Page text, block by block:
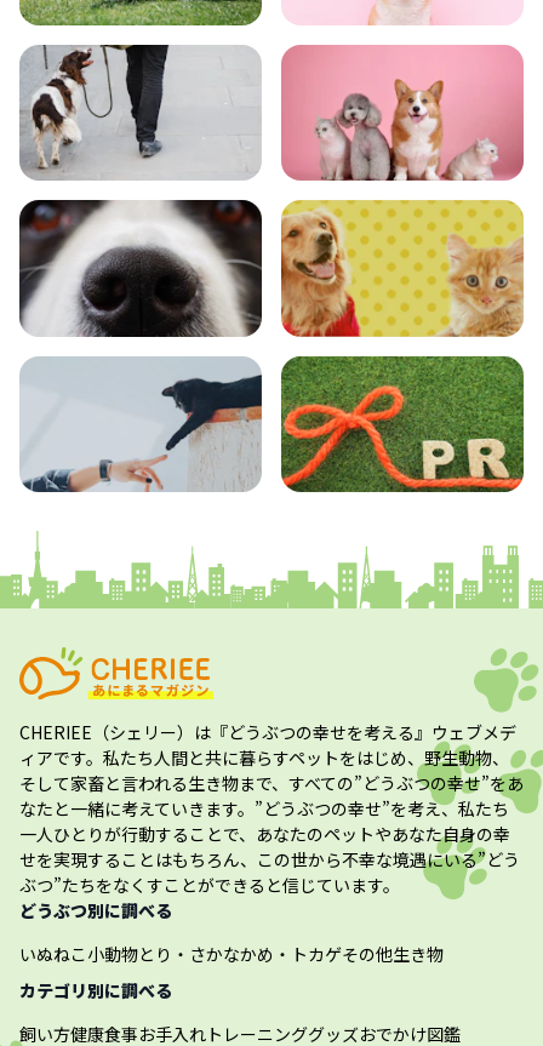
トレーニング グッズ
おでかけ 図鑑
エンタメ クイズ
CHERIEE（シェリー） は『どうぶつの幸せを考える』ウェブメデ
ィアです。私たち人間と共に暮らすペットをはじめ、野生動物、
そして家畜と言われる生き物まで、すべての”どうぶつの幸せ”をあ
なたと一緒に考えていきます。”どうぶつの幸せ”を考え、私たち
一人ひとりが行動することで、あなたのペットやあなた自身の幸
せを実現することはもちろん、この世から不幸な境遇にいる”どう
ぶつ”たちをなくすことができると信じています。
どうぶつ別に調べる
いぬねこ小動物とり・さかなかめ・トカゲその他生き物
カテゴリ別に調べる
飼い方健康食事お手入れ トレーニンググッズおでかけ図鑑